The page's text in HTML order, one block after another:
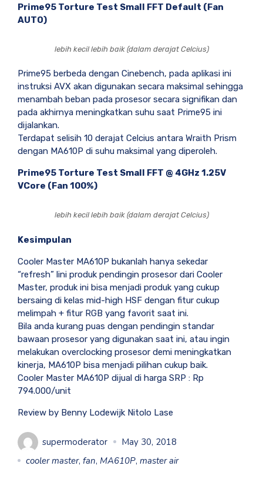
Prime95 Torture Test Small FFT Default (Fan
AUTO)
lebih kecil lebih baik (dalam derajat Celcius)
Prime95 berbeda dengan Cinebench, pada aplikasi ini
instruksi AVX akan digunakan secara maksimal sehingga
menambah beban pada prosesor secara signifikan dan
pada akhirnya meningkatkan suhu saat Prime95 ini
dijalankan.
Terdapat selisih 10 derajat Celcius antara Wraith Prism
dengan MA610P di suhu maksimal yang diperoleh.
Prime95 Torture Test Small FFT @ 4GHz 1.25V
VCore (Fan 100%)
lebih kecil lebih baik (dalam derajat Celcius)
Kesimpulan
Cooler Master MA610P bukanlah hanya sekedar
“refresh” lini produk pendingin prosesor dari Cooler
Master, produk ini bisa menjadi produk yang cukup
bersaing di kelas mid-high HSF dengan fitur cukup
melimpah + fitur RGB yang favorit saat ini.
Bila anda kurang puas dengan pendingin standar
bawaan prosesor yang digunakan saat ini, atau ingin
melakukan overclocking prosesor demi meningkatkan
kinerja, MA610P bisa menjadi pilihan cukup baik.
Cooler Master MA610P dijual di harga SRP : Rp
794.000/unit
Review by Benny Lodewijk Nitolo Lase
supermoderator
May 30, 2018
cooler master, fan, MA610P, master air